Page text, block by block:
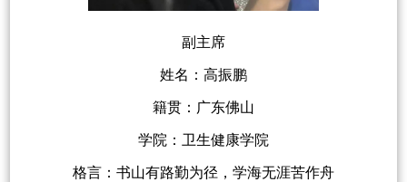
副主席
姓名：高振鹏
籍贯：广东佛山
学院：卫生健康学院
格言：书山有路勤为径，学海无涯苦作舟